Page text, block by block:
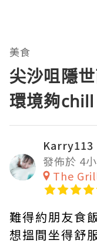
美食
尖沙咀隱
環境夠chill
Karry113
發佈於 4
The
難得約朋友食
想搵間坐得舒